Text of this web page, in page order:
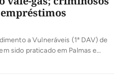
a Vulneráveis (1ª DAV) de
sido praticado em Palmas e